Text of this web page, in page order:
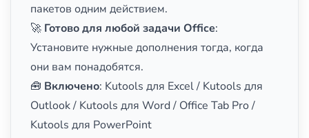
пакетов одним действием.
🚀 Готово для любой задачи Office:
Установите нужные дополнения тогда, когда
они вам понадобятся.
🧰 Включено: Kutools для Excel / Kutools для
Outlook / Kutools для Word / Office Tab Pro /
Kutools для PowerPoint